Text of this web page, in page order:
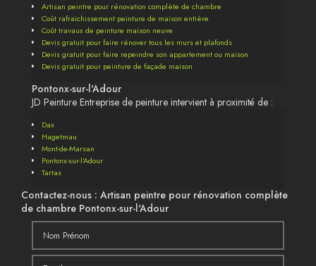
Artisan peintre pour rénovation complète de chambre
Coût rafraichissement peinture de maison entière
Coût travaux de peinture maison neuve
Devis gratuit pour faire rénover tous les murs et plafonds
Devis gratuit pour faire repeindre son appartement ou maison
Devis gratuit pour peinture de façade maison
Pontonx-sur-l'Adour
JD Peinture Entreprise de peinture intervient à proximité de :
Dax
Hagetmau
Mont-de-Marsan
Pontonx-sur-l'Adour
Tartas
Contactez-nous : Artisan peintre pour rénovation complète
de chambre Pontonx-sur-l'Adour
Nom Prénom
Email